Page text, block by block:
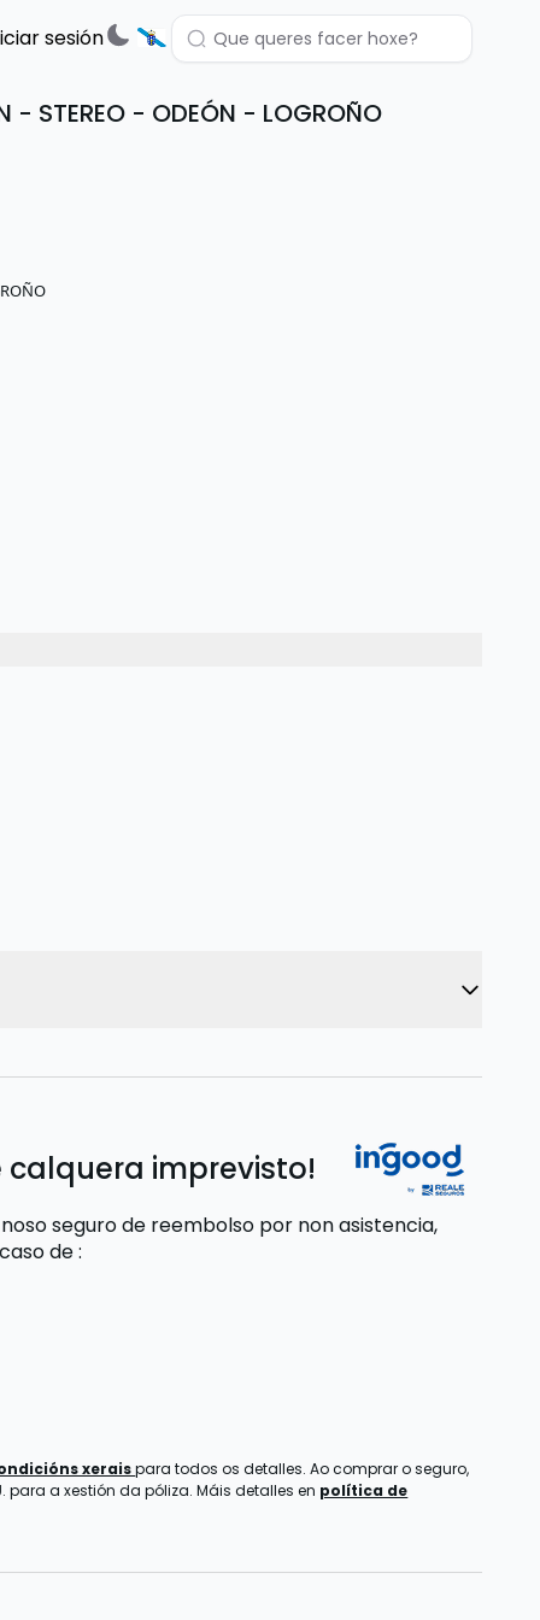
sesión
- STEREO - ODEÓN - LOGROÑO
imprevisto!
seguro de reembolso por non asistencia,
de:
xeraispara todos os detalles. Ao comprar o seguro,
para a xestión da póliza. Máis detalles en política de